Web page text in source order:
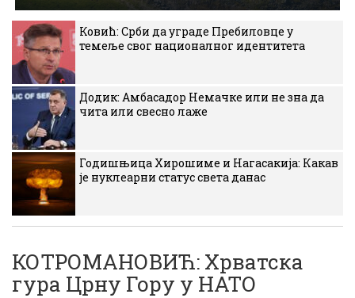
Ковић: Срби да уграде Пребиловце у
темеље свог националног идентитета
Додик: Амбасадор Немачке или не зна да
чита или свесно лаже
Годишњица Хирошиме и Нагасакија: Какав
је нуклеарни статус света данас
КОТРОМАНОВИЋ: Хрватска
гура Црну Гору у НАТО